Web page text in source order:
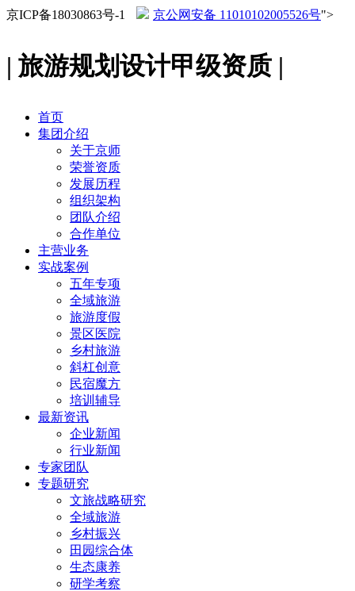
京ICP备18030863号-1 京公网安备 11010102005526号">
| 旅游规划设计甲级资质 |
首页
集团介绍
关于京师
荣誉资质
发展历程
组织架构
团队介绍
合作单位
主营业务
实战案例
五年专项
全域旅游
旅游度假
景区医院
乡村旅游
斜杠创意
民宿魔方
培训辅导
最新资讯
企业新闻
行业新闻
专家团队
专题研究
文旅战略研究
全域旅游
乡村振兴
田园综合体
生态康养
研学考察